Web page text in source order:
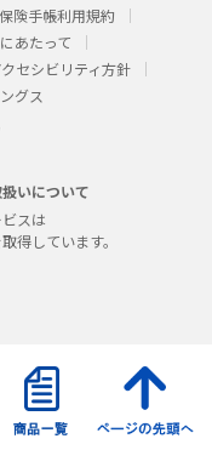
険手帳利用規約
あたって
セシビリティ方針
グス
いについて
スは
得しています。